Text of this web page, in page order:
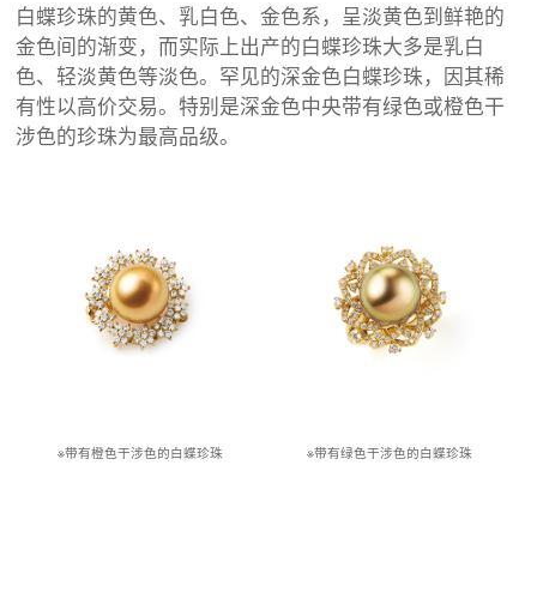
白蝶珍珠的黄色、乳白色、金色系，呈淡黄色到鲜艳的
金色间的渐变，而实际上出产的白蝶珍珠大多是乳白
色、轻淡黄色等淡色。罕见的深金色白蝶珍珠，因其稀
有性以高价交易。特别是深金色中央带有绿色或橙色干
涉色的珍珠为最高品级。
※带有橙色干涉色的白蝶珍珠 ※带有绿色干涉色的白蝶珍珠